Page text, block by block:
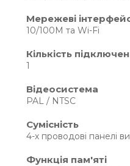
будь-якому місці, де
аналоговий
мало місця і його
Найчастіше
будинків, де у свій
аналогову
просто не захотіли
внутрішній монітор.
Мережеві
10/100M та Wi-Fi
Кількість
1
Відеосистема
PAL / NTSC
Сумісність
4-х проводові панелі
Функція пам'яті